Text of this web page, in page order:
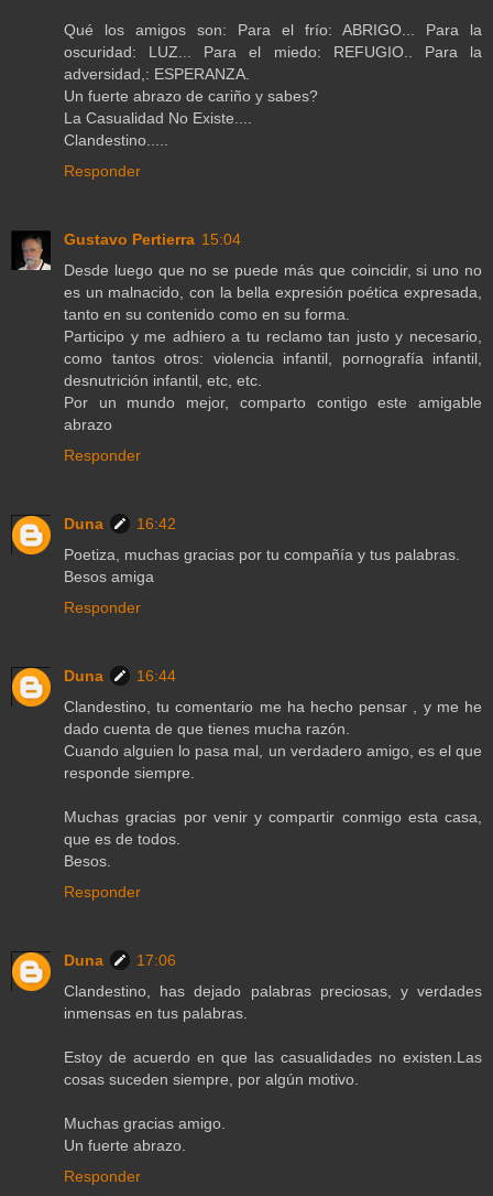
Qué los amigos son: Para el frío: ABRIGO... Para la
oscuridad: LUZ... Para el miedo: REFUGIO.. Para la
adversidad,: ESPERANZA.
Un fuerte abrazo de cariño y sabes?
La Casualidad No Existe....
Clandestino.....
Responder
Gustavo Pertierra 15:04
Desde luego que no se puede más que coincidir, si uno no
es un malnacido, con la bella expresión poética expresada,
tanto en su contenido como en su forma.
Participo y me adhiero a tu reclamo tan justo y necesario,
como tantos otros: violencia infantil, pornografía infantil,
desnutrición infantil, etc, etc.
Por un mundo mejor, comparto contigo este amigable
abrazo
Responder
Duna
16:42
Poetiza, muchas gracias por tu compañía y tus palabras.
Besos amiga
Responder
Duna
16:44
Clandestino, tu comentario me ha hecho pensar , y me he
dado cuenta de que tienes mucha razón.
Cuando alguien lo pasa mal, un verdadero amigo, es el que
responde siempre.
Muchas gracias por venir y compartir conmigo esta casa,
que es de todos.
Besos.
Responder
Duna
17:06
Clandestino, has dejado palabras preciosas, y verdades
inmensas en tus palabras.
Estoy de acuerdo en que las casualidades no existen.Las
cosas suceden siempre, por algún motivo.
Muchas gracias amigo.
Un fuerte abrazo.
Responder